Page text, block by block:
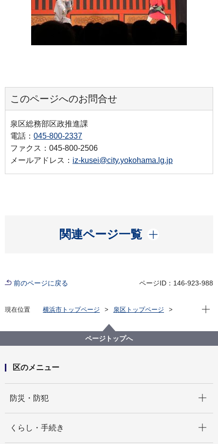
このページへのお問合せ
泉区総務部区政推進課
電話： 045-800-2337
ファクス：045-800-2506
メールアドレス： iz-kusei@city.yokohama.lg.jp
関連ページ一覧
開く
前のページに戻る ページID：146-923-988
現在位置 横浜市トップページ
泉区トップページ
区長のメッセージ「＃住むなら泉区」（令和７年度）
26.横浜いずみ歌舞伎公演
現在
ページトップへ
区のメニュー
防災・防犯
くらし・手続き